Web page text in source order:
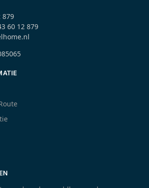
879
60 12 879